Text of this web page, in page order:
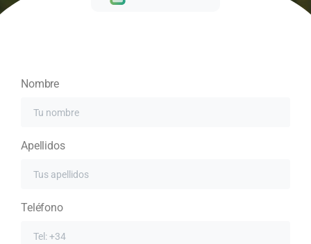
Nombre
Apellidos
Teléfono